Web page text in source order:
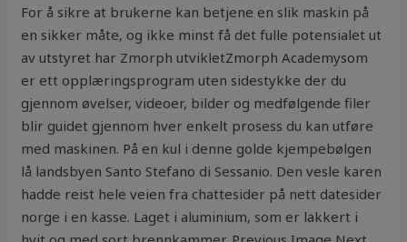
For å sikre at brukerne kan betjene en slik maskin på
en sikker måte, og ikke minst få det fulle potensialet ut
av utstyret har Zmorph utvikletZmorph Academysom
er ett opplæringsprogram uten sidestykke der du
gjennom øvelser, videoer, bilder og medfølgende filer
blir guidet gjennom hver enkelt prosess du kan utføre
med maskinen. På en kul i denne golde kjempebølgen
lå landsbyen Santo Stefano di Sessanio. Den vesle karen
hadde reist hele veien fra chattesider på nett datesider
norge i en kasse. Laget i aluminium, som er lakkert i